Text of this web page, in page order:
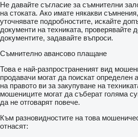
Не давайте съгласие за съмнителни
на стоката. Ако имате някакви
уточнявате подробностите, искайте
документи на техниката, проверявайте
документите, задавайте въпроси.
Съмнително авансово плащане
Това е най-разпространеният вид
продавачи могат да поискат определен
на правото ви за закупуване на
мошениците могат да съберат голяма
да не отговарят повече.
Към разновидностите на това
отнасят: